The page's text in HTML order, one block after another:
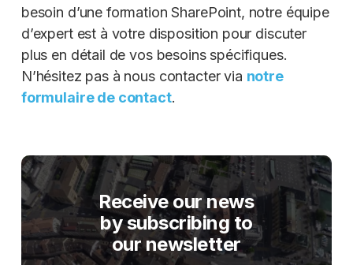
besoin d’une formation SharePoint, notre équipe
d’expert est à votre disposition pour discuter
plus en détail de vos besoins spécifiques.
N’hésitez pas à nous contacter via notre
formulaire de contact.
Receive our news
by subscribing to
our newsletter